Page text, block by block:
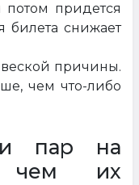
придется
билета снижает
веской причины.
чем что-либо
пар на
чем их